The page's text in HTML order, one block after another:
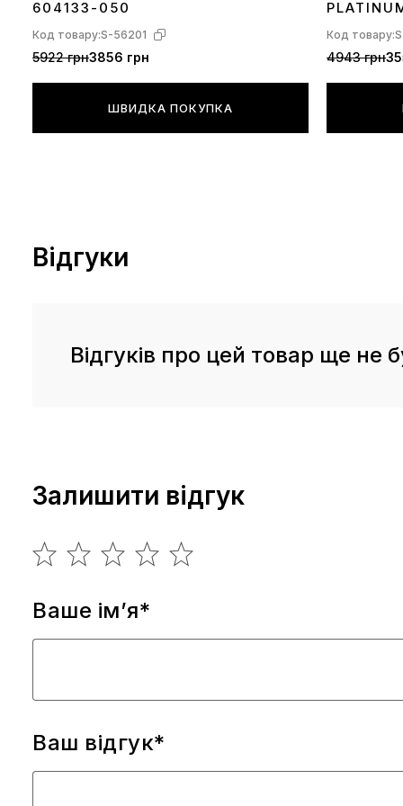
604133-050
Код товару:S-56201
5922 грн3856 грн
ШВИДКА ПОКУПКА
Код товару:
4943 грн
Відгуки
Відгуків про цей товар ще не
Залишити відгук
Ваше ім’я*
Ваш відгук*